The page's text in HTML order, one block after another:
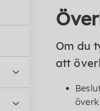
Om du
att